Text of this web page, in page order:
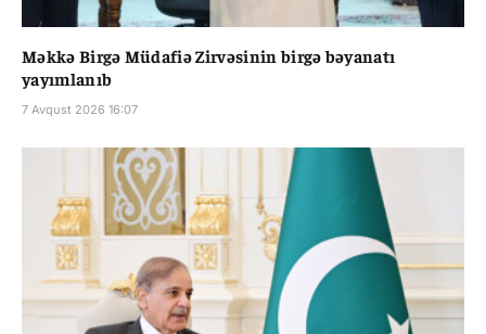
Məkkə Birgə Müdafiə Zirvəsinin birgə bəyanatı
yayımlanıb
7 Avqust 2026 16:07